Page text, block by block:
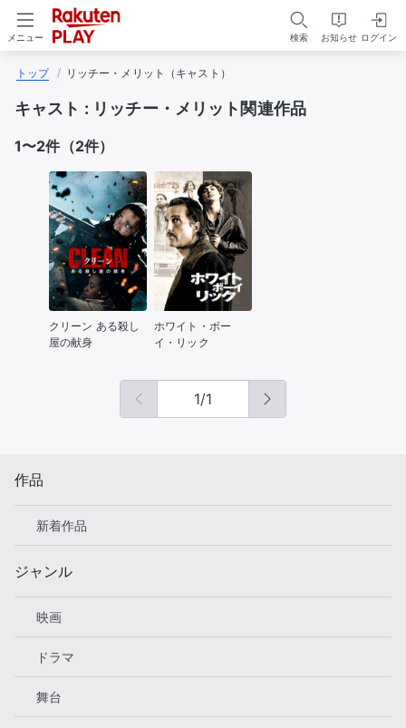
メニュー 検索 お知らせ ログイン
トップ リッチー・メリット（キャスト）
キャスト : リッチー・メリット関連作品
1〜2件（2件）
クリーン ある殺し
屋の献身
ホワイト・ボー
イ・リック
1/1
作品
新着作品
ジャンル
映画
ドラマ
舞台